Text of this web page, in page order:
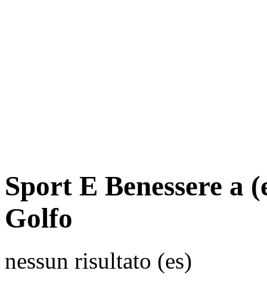
Sport E Benessere a
Golfo
nessun risultato (es)